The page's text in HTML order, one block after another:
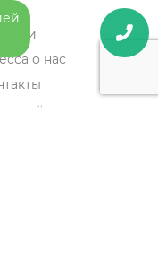
о нас
сайта